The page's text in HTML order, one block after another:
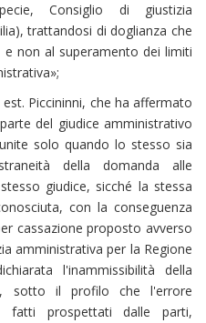
Consiglio di giustizia
trattandosi di doglianza che
non al superamento dei limiti
est. Piccininni, che ha affermato
del giudice amministrativo
solo quando lo stesso sia
della domanda alle
giudice, sicché la stessa
con la conseguenza
cassazione proposto avverso
amministrativa per la Regione
l'inammissibilità della
sotto il profilo che l'errore
fatti prospettati dalle parti,